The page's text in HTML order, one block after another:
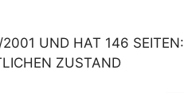
UND HAT 146 SEITEN:
ZUSTAND